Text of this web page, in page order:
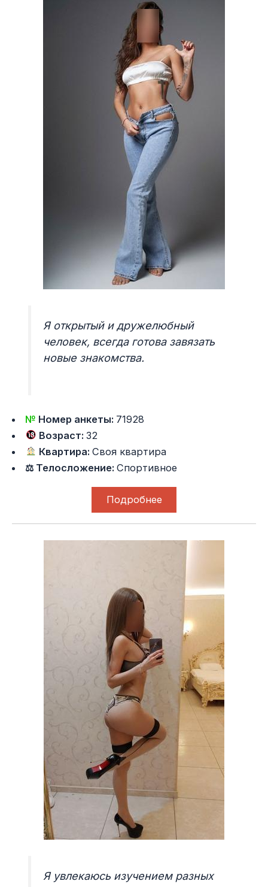
Я открытый и дружелюбный
человек, всегда готова завязать
новые знакомства.
№ Номер анкеты: 71928
Возраст:32
Квартира:Своя квартира
⚖ Телосложение:Спортивное
Подробнее
Я увлекаюсь изучением разных